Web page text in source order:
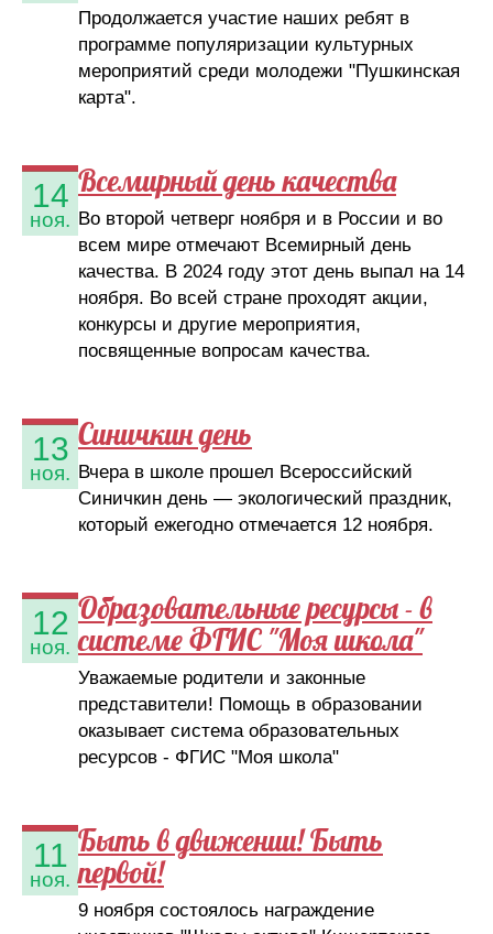
Продолжается участие наших ребят в
программе популяризации культурных
мероприятий среди молодежи "Пушкинская
карта".
14
ноя.
Всемирный день качества
Во второй четверг ноября и в России и во
всем мире отмечают Всемирный день
качества. В 2024 году этот день выпал на 14
ноября. Во всей стране проходят акции,
конкурсы и другие мероприятия,
посвященные вопросам качества.
13
ноя.
Синичкин день
Вчера в школе прошел Всероссийский
Синичкин день — экологический праздник,
который ежегодно отмечается 12 ноября.
12
ноя.
Образовательные ресурсы - в
системе ФГИС "Моя школа"
Уважаемые родители и законные
представители! Помощь в образовании
оказывает система образовательных
ресурсов - ФГИС "Моя школа"
11
ноя.
Быть в движении! Быть
первой!
9 ноября состоялось награждение